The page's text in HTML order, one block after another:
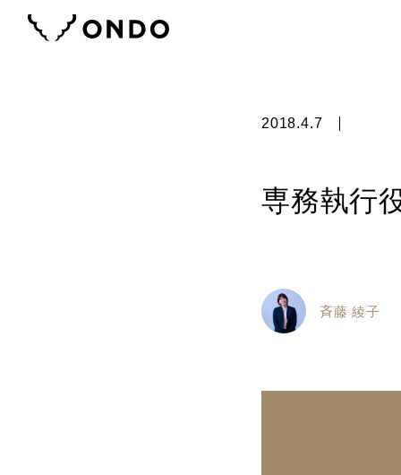
2018.4.7
専務執行
斉藤 綾子